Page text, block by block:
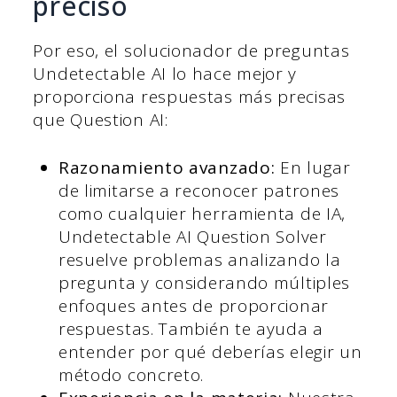
Por eso, el solucionador de preguntas
Undetectable AI lo hace mejor y
proporciona respuestas más precisas
que Question AI:
Razonamiento avanzado: En lugar
de limitarse a reconocer patrones
como cualquier herramienta de IA,
Undetectable AI Question Solver
resuelve problemas analizando la
pregunta y considerando múltiples
enfoques antes de proporcionar
respuestas. También te ayuda a
entender por qué deberías elegir un
método concreto.